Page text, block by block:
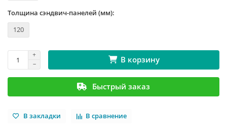
Толщина сэндвич-панелей (мм):
120
В корзину
Быстрый заказ
В закладки В сравнение